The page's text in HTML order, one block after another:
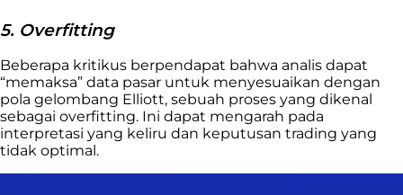
5. Overfitting
Beberapa kritikus berpendapat bahwa analis dapat
“memaksa” data pasar untuk menyesuaikan dengan
pola gelombang Elliott, sebuah proses yang dikenal
sebagai overfitting. Ini dapat mengarah pada
interpretasi yang keliru dan keputusan trading yang
tidak optimal.